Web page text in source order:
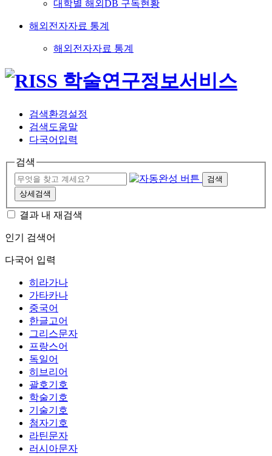
대학별 해외DB 구독현황
해외전자자료 통계
해외전자자료 통계
검색환경설정
검색도움말
다국어입력
검색
검색
상세검색
결과 내 재검색
인기 검색어
다국어 입력
히라가나
가타카나
중국어
한글고어
그리스문자
프랑스어
독일어
히브리어
괄호기호
학술기호
기술기호
첨자기호
라틴문자
러시아문자